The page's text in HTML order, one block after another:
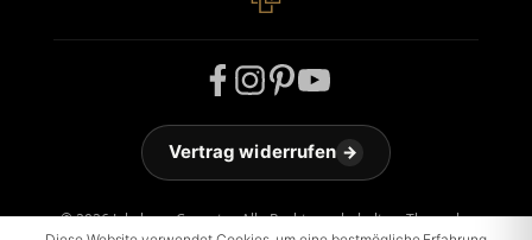
© 2026 Jakobson Carpets - Alle Rechte vorbehalten. Theme by
Vertrag widerrufen →